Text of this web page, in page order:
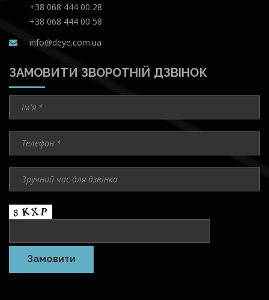
+38 068 444 00 28
+38 068 444 00 58
info@deye.com.ua
ЗАМОВИТИ ЗВОРОТНІЙ ДЗВІНОК